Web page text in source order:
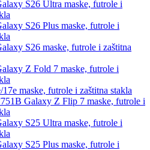
S26 Ultra maske, futrole i
S26 Plus maske, futrole i
S26 maske, futrole i zaštitna
Z Fold 7 maske, futrole i
17e maske, futrole i zaštitna stakla
Galaxy Z Flip 7 maske, futrole i
S25 Ultra maske, futrole i
S25 Plus maske, futrole i